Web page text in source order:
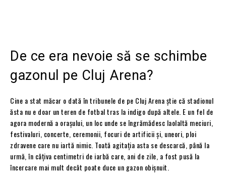
De ce era nevoie să se schimbe
gazonul pe Cluj Arena?
Cine a stat măcar o dată în tribunele de pe Cluj Arena știe că stadionul
ăsta nu e doar un teren de fotbal tras la indigo după altele. E un fel de
agora modernă a orașului, un loc unde se îngrămădesc laolaltă meciuri,
festivaluri, concerte, ceremonii, focuri de artificii și, uneori, ploi
zdravene care nu iartă nimic. Toată agitația asta se descarcă, până la
urmă, în câțiva centimetri de iarbă care, ani de zile, a fost pusă la
încercare mai mult decât poate duce un gazon obișnuit.